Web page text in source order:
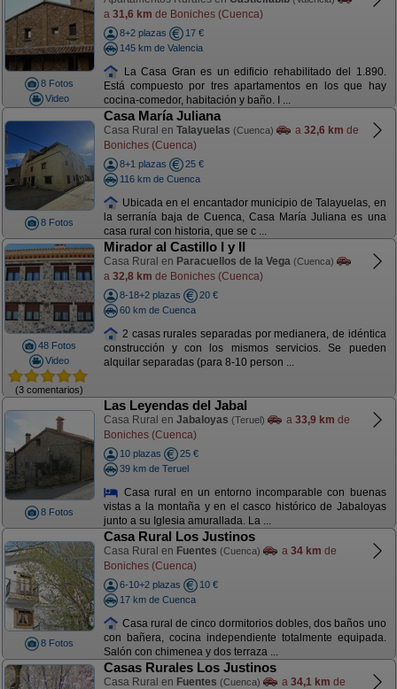
8 Fotos
Video
a 31,6 km de Boniches (Cuenca)
8+2 plazas
17 €
145 km de Valencia
La Casa Gran es un edificio rehabilitado del 1.890.
Está compuesto por tres apartamentos en los que hay
cocina-comedor, habitación y baño. I ...
8 Fotos
Casa María Juliana
Casa Rural en Talayuelas (Cuenca) a 32,6 km de
Boniches (Cuenca)
8+1 plazas
25 €
116 km de Cuenca
Ubicada en el encantador municipio de Talayuelas, en
la serranía baja de Cuenca, Casa María Juliana es una
casa rural con historia, que se c ...
48 Fotos
Video
(3 comentarios)
Mirador al Castillo I y II
Casa Rural en Paracuellos de la Vega (Cuenca)
a 32,8 km de Boniches (Cuenca)
8-18+2 plazas
20 €
60 km de Cuenca
2 casas rurales separadas por medianera, de idéntica
construcción y con los mismos servicios. Se pueden
alquilar separadas (para 8-10 person ...
8 Fotos
Las Leyendas del Jabal
Casa Rural en Jabaloyas (Teruel) a 33,9 km de
Boniches (Cuenca)
10 plazas
25 €
39 km de Teruel
Casa rural en un entorno incomparable con buenas
vistas a la montaña y en el casco histórico de Jabaloyas
junto a su Iglesia amurallada. La ...
8 Fotos
Casa Rural Los Justinos
Casa Rural en Fuentes (Cuenca) a 34 km de
Boniches (Cuenca)
6-10+2 plazas
10 €
17 km de Cuenca
Casa rural de cinco dormitorios dobles, dos baños uno
con bañera, cocina independiente totalmente equipada.
Salón con chimenea y dos terraza ...
Casas Rurales Los Justinos
Casa Rural en Fuentes (Cuenca) a 34,1 km de